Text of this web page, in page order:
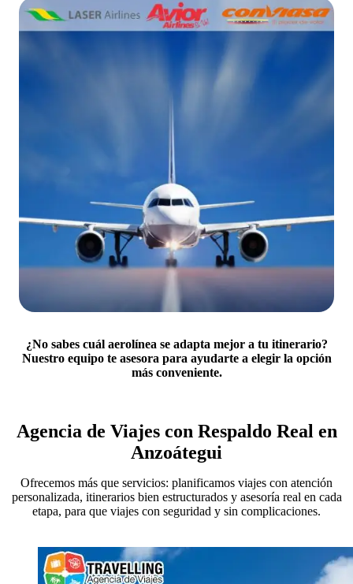
¿No sabes cuál aerolínea se adapta mejor a tu itinerario?
Nuestro equipo te asesora para ayudarte a elegir la opción
más conveniente.
Agencia de Viajes con Respaldo Real en
Anzoátegui
Ofrecemos más que servicios: planificamos viajes con atención
personalizada, itinerarios bien estructurados y asesoría real en cada
etapa, para que viajes con seguridad y sin complicaciones.